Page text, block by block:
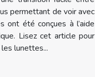
permettant de voir avec
ont été conçues à l’aide
Lisez cet article pour
lunettes...